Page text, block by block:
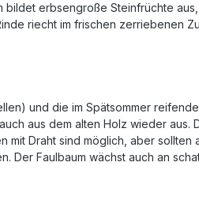
bildet erbsengroße Steinfrüchte
riecht im frischen zerriebenen
und die im Spätsommer
aus dem alten Holz wieder aus.
Draht sind möglich, aber sollten
Der Faulbaum wächst auch an